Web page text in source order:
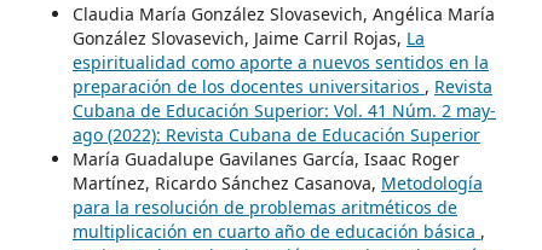
Claudia María González Slovasevich, Angélica María
González Slovasevich, Jaime Carril Rojas, La
espiritualidad como aporte a nuevos sentidos en la
preparación de los docentes universitarios , Revista
Cubana de Educación Superior: Vol. 41 Núm. 2 may-
ago (2022): Revista Cubana de Educación Superior
María Guadalupe Gavilanes García, Isaac Roger
Martínez, Ricardo Sánchez Casanova, Metodología
para la resolución de problemas aritméticos de
multiplicación en cuarto año de educación básica ,